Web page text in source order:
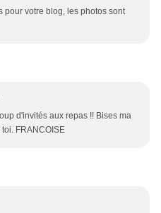
pour votre blog, les photos sont
d'invités aux repas !! Bises ma
FRANCOISE